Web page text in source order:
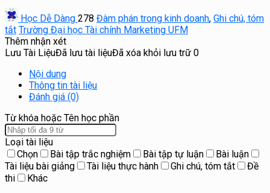
Học Dễ Dàng 278 Đàm phán trong kinh doanh, Ghi chú, tóm
tắt Trường Đại học Tài chính Marketing UFM
Thêm nhận xét
Lưu Tài LiệuĐã lưu tài liệuĐã xóa khỏi lưu trữ 0
Nội dung
Thông tin tài liệu
Đánh giá (0)
Từ khóa hoặc Tên học phần
Loại tài liệu
Chọn
Bài tập trắc nghiệm Bài tập tự luận
Bài luận
Tài liệu bài giảng
Tài liệu thực hành Ghi chú, tóm tắt
Đề
thi
Khác